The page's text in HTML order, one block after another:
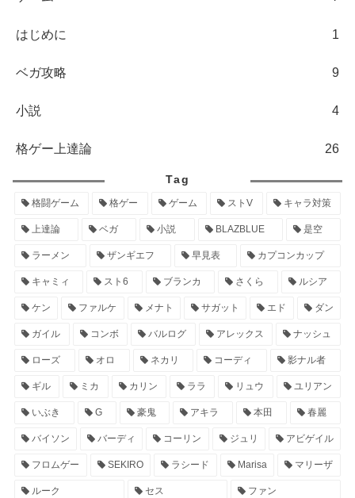
はじめに 1
ベガ攻略 9
小説 4
格ゲー上達論 26
Tag
格闘ゲーム 格ゲー ゲーム ストV キャラ対策
上達論 ベガ 小説 BLAZBLUE 是空
ラーメン ザンギエフ 早見表 カプコンカップ
キャミィ スト6 ブランカ さくら ルシア
ケン ファルケ メナト サガット エド ダン
ガイル コンボ バルログ アレックス ナッシュ
ローズ オロ ネカリ コーディ 影ナル者
ギル ミカ カリン ララ リュウ ユリアン
いぶき G 豪鬼 アキラ 本田 春麗
バイソン バーディ コーリン ジュリ アビゲイル
フロムゲー SEKIRO ラシード Marisa マリーザ
ルーク セス ファン